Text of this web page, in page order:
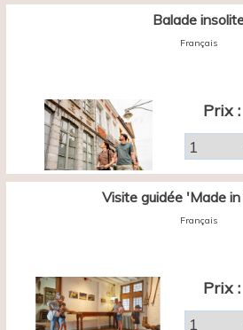
Balade
Français
Prix :
Visite guidée 'Made
Français
Prix :